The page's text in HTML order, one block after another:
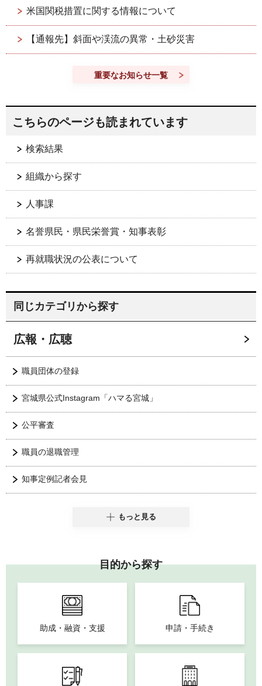
米国関税措置に関する情報について
【通報先】斜面や渓流の異常・土砂災害
重要なお知らせ一覧
こちらのページも読まれています
検索結果
組織から探す
人事課
名誉県民・県民栄誉賞・知事表彰
再就職状況の公表について
同じカテゴリから探す
広報・広聴
職員団体の登録
宮城県公式Instagram「ハマる宮城」
公平審査
職員の退職管理
知事定例記者会見
もっと見る
目的から探す
助成・融資・支援 申請・手続き